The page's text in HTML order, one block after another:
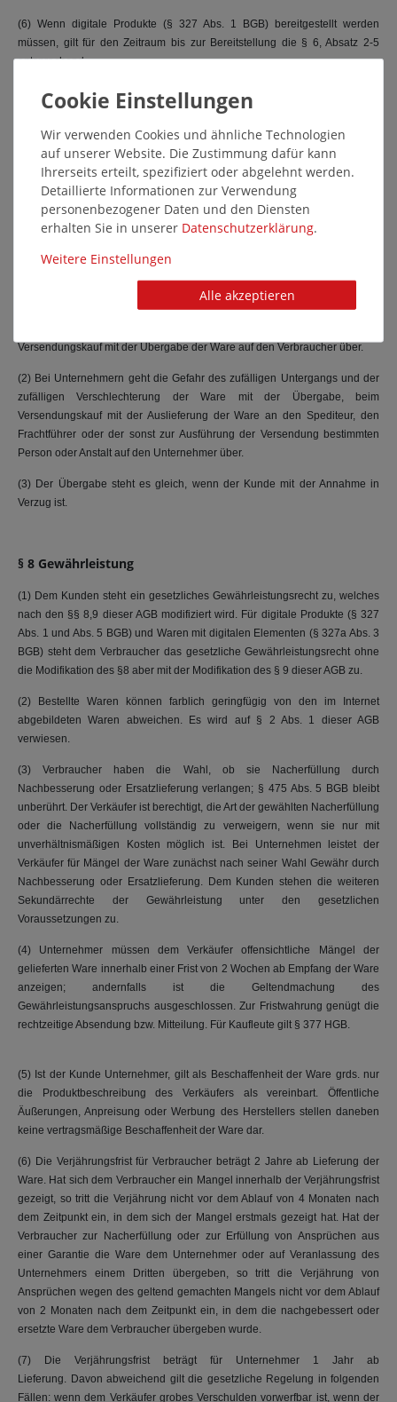
(6) Wenn digitale Produkte (§ 327 Abs. 1 BGB) bereitgestellt werden
müssen, gilt für den Zeitraum bis zur Bereitstellung die § 6, Absatz 2-5
entsprechend.
(7) Hinsichtlich des Vorbehaltsordnungsgemäßer Selbstbelieferung
verweist der Verkäufer auf § 2 Abs. 4 dieser AGB.
(8) Der Verkäufer ist zur Teillieferung berechtigt, soweit eine Teillieferung
unter Berücksichtigung seiner Interessen dem Kunden zuzumuten ist. Dies
hat keinen Einfluss auf den Vertragsinhalt, insbesondere auf die vom
Verkäufer geschuldete Leistung oder auf die vereinbarte Leistungszeit.
(1) Bei Verbrauchern geht die Gefahr des zufälligen Untergangs und der
Versendungskauf mit der Übergabe der Ware auf den Verbraucher über.
(2) Bei Unternehmern geht die Gefahr des zufälligen Untergangs und der
zufälligen Verschlechterung der Ware mit der Übergabe, beim
Versendungskauf mit der Auslieferung der Ware an den Spediteur, den
Frachtführer oder der sonst zur Ausführung der Versendung bestimmten
Person oder Anstalt auf den Unternehmer über.
(3) Der Übergabe steht es gleich, wenn der Kunde mit der Annahme in
Verzug ist.
§ 8 Gewährleistung
(1) Dem Kunden steht ein gesetzliches Gewährleistungsrecht zu, welches
nach den §§ 8,9 dieser AGB modifiziert wird. Für digitale Produkte (§ 327
Abs. 1 und Abs. 5 BGB) und Waren mit digitalen Elementen (§ 327a Abs. 3
BGB) steht dem Verbraucher das gesetzliche Gewährleistungsrecht ohne
die Modifikation des §8 aber mit der Modifikation des § 9 dieser AGB zu.
(2) Bestellte Waren können farblich geringfügig von den im Internet
abgebildeten Waren abweichen. Es wird auf § 2 Abs. 1 dieser AGB
verwiesen.
(3) Verbraucher haben die Wahl, ob sie Nacherfüllung durch
Nachbesserung oder Ersatzlieferung verlangen; § 475 Abs. 5 BGB bleibt
unberührt. Der Verkäufer ist berechtigt, die Art der gewählten Nacherfüllung
oder die Nacherfüllung vollständig zu verweigern, wenn sie nur mit
unverhältnismäßigen Kosten möglich ist. Bei Unternehmen leistet der
Verkäufer für Mängel der Ware zunächst nach seiner Wahl Gewähr durch
Nachbesserung oder Ersatzlieferung. Dem Kunden stehen die weiteren
Sekundärrechte der Gewährleistung unter den gesetzlichen
Voraussetzungen zu.
(4) Unternehmer müssen dem Verkäufer offensichtliche Mängel der
gelieferten Ware innerhalb einer Frist von 2 Wochen ab Empfang der Ware
anzeigen; andernfalls ist die Geltendmachung des
Gewährleistungsanspruchs ausgeschlossen. Zur Fristwahrung genügt die
rechtzeitige Absendung bzw. Mitteilung. Für Kaufleute gilt § 377 HGB.
(5) Ist der Kunde Unternehmer, gilt als Beschaffenheit der Ware grds. nur
die Produktbeschreibung des Verkäufers als vereinbart. Öffentliche
Äußerungen, Anpreisung oder Werbung des Herstellers stellen daneben
keine vertragsmäßige Beschaffenheit der Ware dar.
(6) Die Verjährungsfrist für Verbraucher beträgt 2 Jahre ab Lieferung der
Ware. Hat sich dem Verbraucher ein Mangel innerhalb der Verjährungsfrist
gezeigt, so tritt die Verjährung nicht vor dem Ablauf von 4 Monaten nach
dem Zeitpunkt ein, in dem sich der Mangel erstmals gezeigt hat. Hat der
Verbraucher zur Nacherfüllung oder zur Erfüllung von Ansprüchen aus
einer Garantie die Ware dem Unternehmer oder auf Veranlassung des
Unternehmers einem Dritten übergeben, so tritt die Verjährung von
Ansprüchen wegen des geltend gemachten Mangels nicht vor dem Ablauf
von 2 Monaten nach dem Zeitpunkt ein, in dem die nachgebessert oder
ersetzte Ware dem Verbraucher übergeben wurde.
(7) Die Verjährungsfrist beträgt für Unternehmer 1 Jahr ab
Lieferung. Davon abweichend gilt die gesetzliche Regelung in folgenden
Fällen: wenn dem Verkäufer grobes Verschulden vorwerfbar ist, wenn der
Wir verwenden Cookies und ähnliche Technologien
auf unserer Website. Die Zustimmung dafür kann
Ihrerseits erteilt, spezifiziert oder abgelehnt werden.
Detaillierte Informationen zur Verwendung
personenbezogener Daten und den Diensten
erhalten Sie in unserer Daten­schutz­erklärung.
Weitere Einstellungen
Alle akzeptieren